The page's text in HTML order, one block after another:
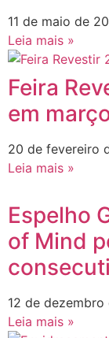
11 de maio de
Leia mais »
Feira
em
20 de fevereiro
Leia mais »
Espelho
of Mind
12 de
Leia mais »